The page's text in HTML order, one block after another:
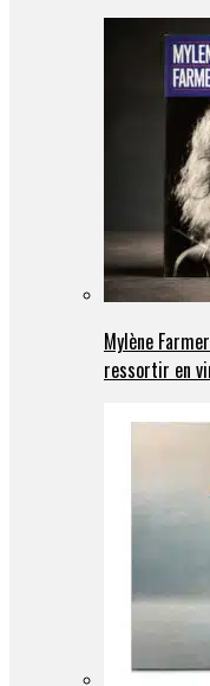
Mylène
ressortir en